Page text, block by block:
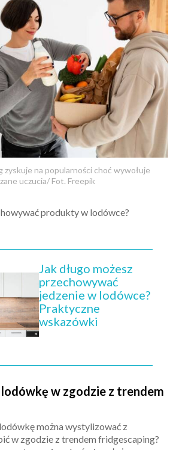
zyskuje na popularności choć wywołuje
uczucia/ Fot. Freepik
produkty w lodówce?
Jak długo możesz
przechowywać
jedzenie w lodówce?
Praktyczne
wskazówki
w zgodzie z trendem
można wystylizować z
w zgodzie z trendem fridgescaping?